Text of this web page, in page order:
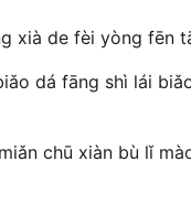
xià de fèi yòng fēn
dá fāng shì lái
chū xiàn bù lǐ